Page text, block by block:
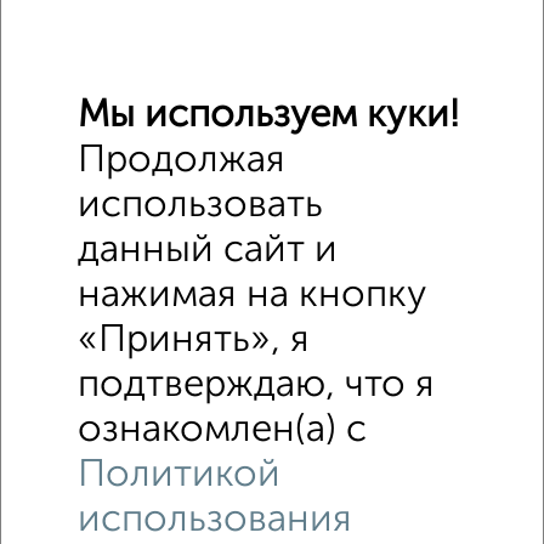
Рядом, с меньшей ценой
Мы используем куки!
Продолжая
использовать
данный сайт и
нажимая на кнопку
«Принять», я
подтверждаю, что я
ознакомлен(а) с
Политикой
использования